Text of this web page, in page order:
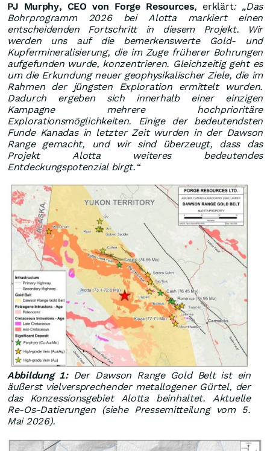
PJ Murphy, CEO von Forge Resources, erklärt: „Das
Bohrprogramm 2026 bei Alotta markiert einen
entscheidenden Fortschritt in diesem Projekt. Wir
werden uns auf die bemerkenswerte Gold- und
Kupfermineralisierung, die im Zuge früherer Bohrungen
aufgefunden wurde, konzentrieren. Gleichzeitig geht es
um die Erkundung neuer geophysikalischer Ziele, die im
Rahmen der jüngsten Exploration ermittelt wurden.
Dadurch ergeben sich innerhalb einer einzigen
Kampagne mehrere hochprioritäre
Explorationsmöglichkeiten. Einige der bedeutendsten
Funde Kanadas in letzter Zeit wurden in der Dawson
Range gemacht, und wir sind überzeugt, dass das
Projekt Alotta weiteres bedeutendes
Entdeckungspotenzial birgt.“
Abbildung 1: Der Dawson Range Gold Belt ist ein
äußerst vielversprechender metallogener Gürtel, der
das Konzessionsgebiet Alotta beinhaltet. Aktuelle
Re-Os-Datierungen (siehe Pressemitteilung vom 5.
Mai 2026).